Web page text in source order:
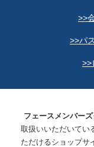
フェースメンバー
取扱いいただいてい
ただけるショップサ
>>
>>パ
>>